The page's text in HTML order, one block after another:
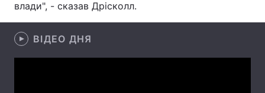
Відео з Youtube Статті
Інтерв'ю
влади", - сказав Дрісколл.
ВІДЕО ДНЯ